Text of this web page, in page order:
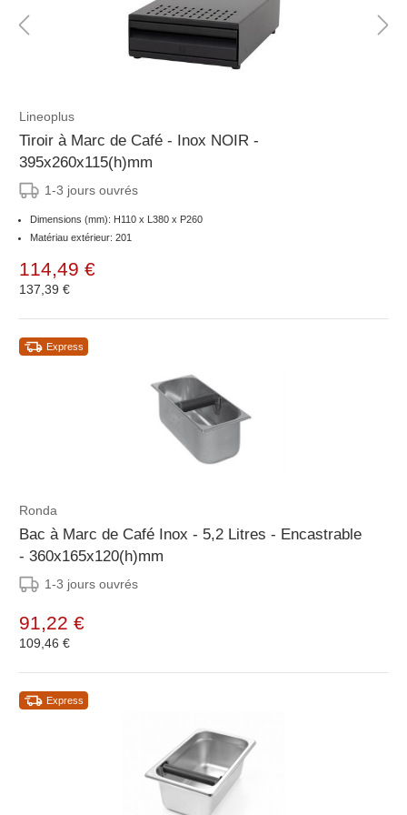
Lineoplus
Tiroir à Marc de Café - Inox NOIR -
395x260x115(h)mm
1-3 jours ouvrés
Dimensions (mm): H110 x L380 x P260
Matériau extérieur: 201
114,49 €
137,39 €
Express
Ronda
Bac à Marc de Café Inox - 5,2 Litres - Encastrable
- 360x165x120(h)mm
1-3 jours ouvrés
91,22 €
109,46 €
Express